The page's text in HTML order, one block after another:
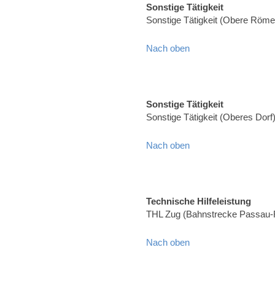
Sonstige Tätigkeit
Sonstige Tätigkeit (Obere
Nach oben
Sonstige Tätigkeit
Sonstige Tätigkeit (Oberes
Nach oben
Technische Hilfeleistung
THL Zug (Bahnstrecke
Nach oben